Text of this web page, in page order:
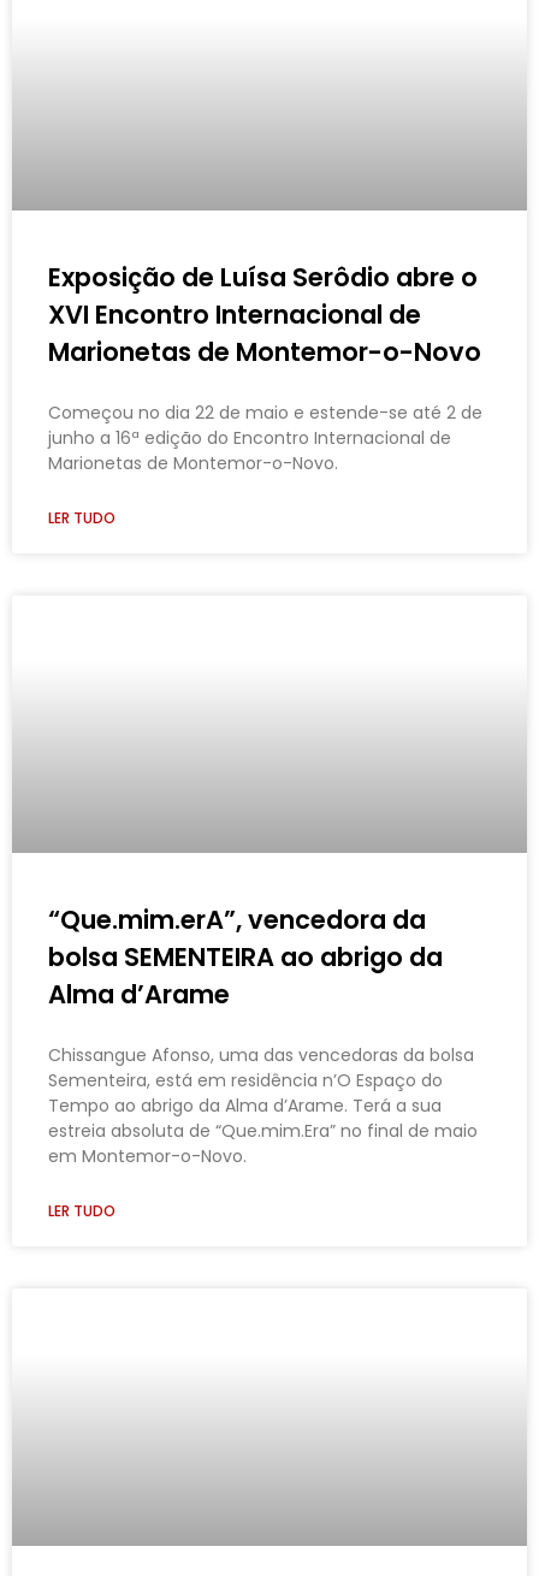
Exposição de Luísa Serôdio abre o
XVI Encontro Internacional de
Marionetas de Montemor-o-Novo​
Começou no dia 22 de maio e estende-se até 2 de
junho a 16ª edição do Encontro Internacional de
Marionetas de Montemor-o-Novo.
LER TUDO
“Que.mim.erA”, vencedora da
bolsa SEMENTEIRA ao abrigo da
Alma d’Arame
Chissangue Afonso, uma das vencedoras da bolsa
Sementeira, está em residência n’O Espaço do
Tempo ao abrigo da Alma d’Arame. Terá a sua
estreia absoluta de “Que.mim.Era” no final de maio
em Montemor-o-Novo.
LER TUDO